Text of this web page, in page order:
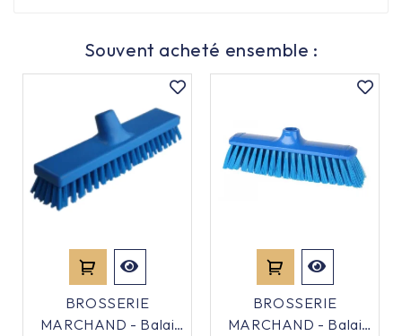
Souvent acheté ensemble :
BROSSERIE
MARCHAND - Balai
BROSSERIE
MARCHAND - Balai